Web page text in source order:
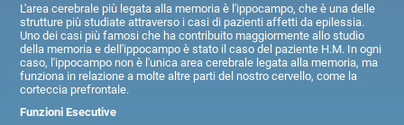
L'area cerebrale più legata alla memoria è l'ippocampo, che è una delle
strutture più studiate attraverso i casi di pazienti affetti da epilessia.
Uno dei casi più famosi che ha contribuito maggiormente allo studio
della memoria e dell'ippocampo è stato il caso del paziente H.M. In ogni
caso, l'ippocampo non è l'unica area cerebrale legata alla memoria, ma
funziona in relazione a molte altre parti del nostro cervello, come la
corteccia prefrontale.
Funzioni Esecutive